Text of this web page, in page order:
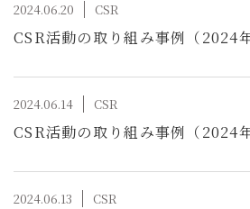
2024.06.20 CSR
CSR活動の取り組み事例（2024
2024.06.14 CSR
CSR活動の取り組み事例（2024
2024.06.13 CSR